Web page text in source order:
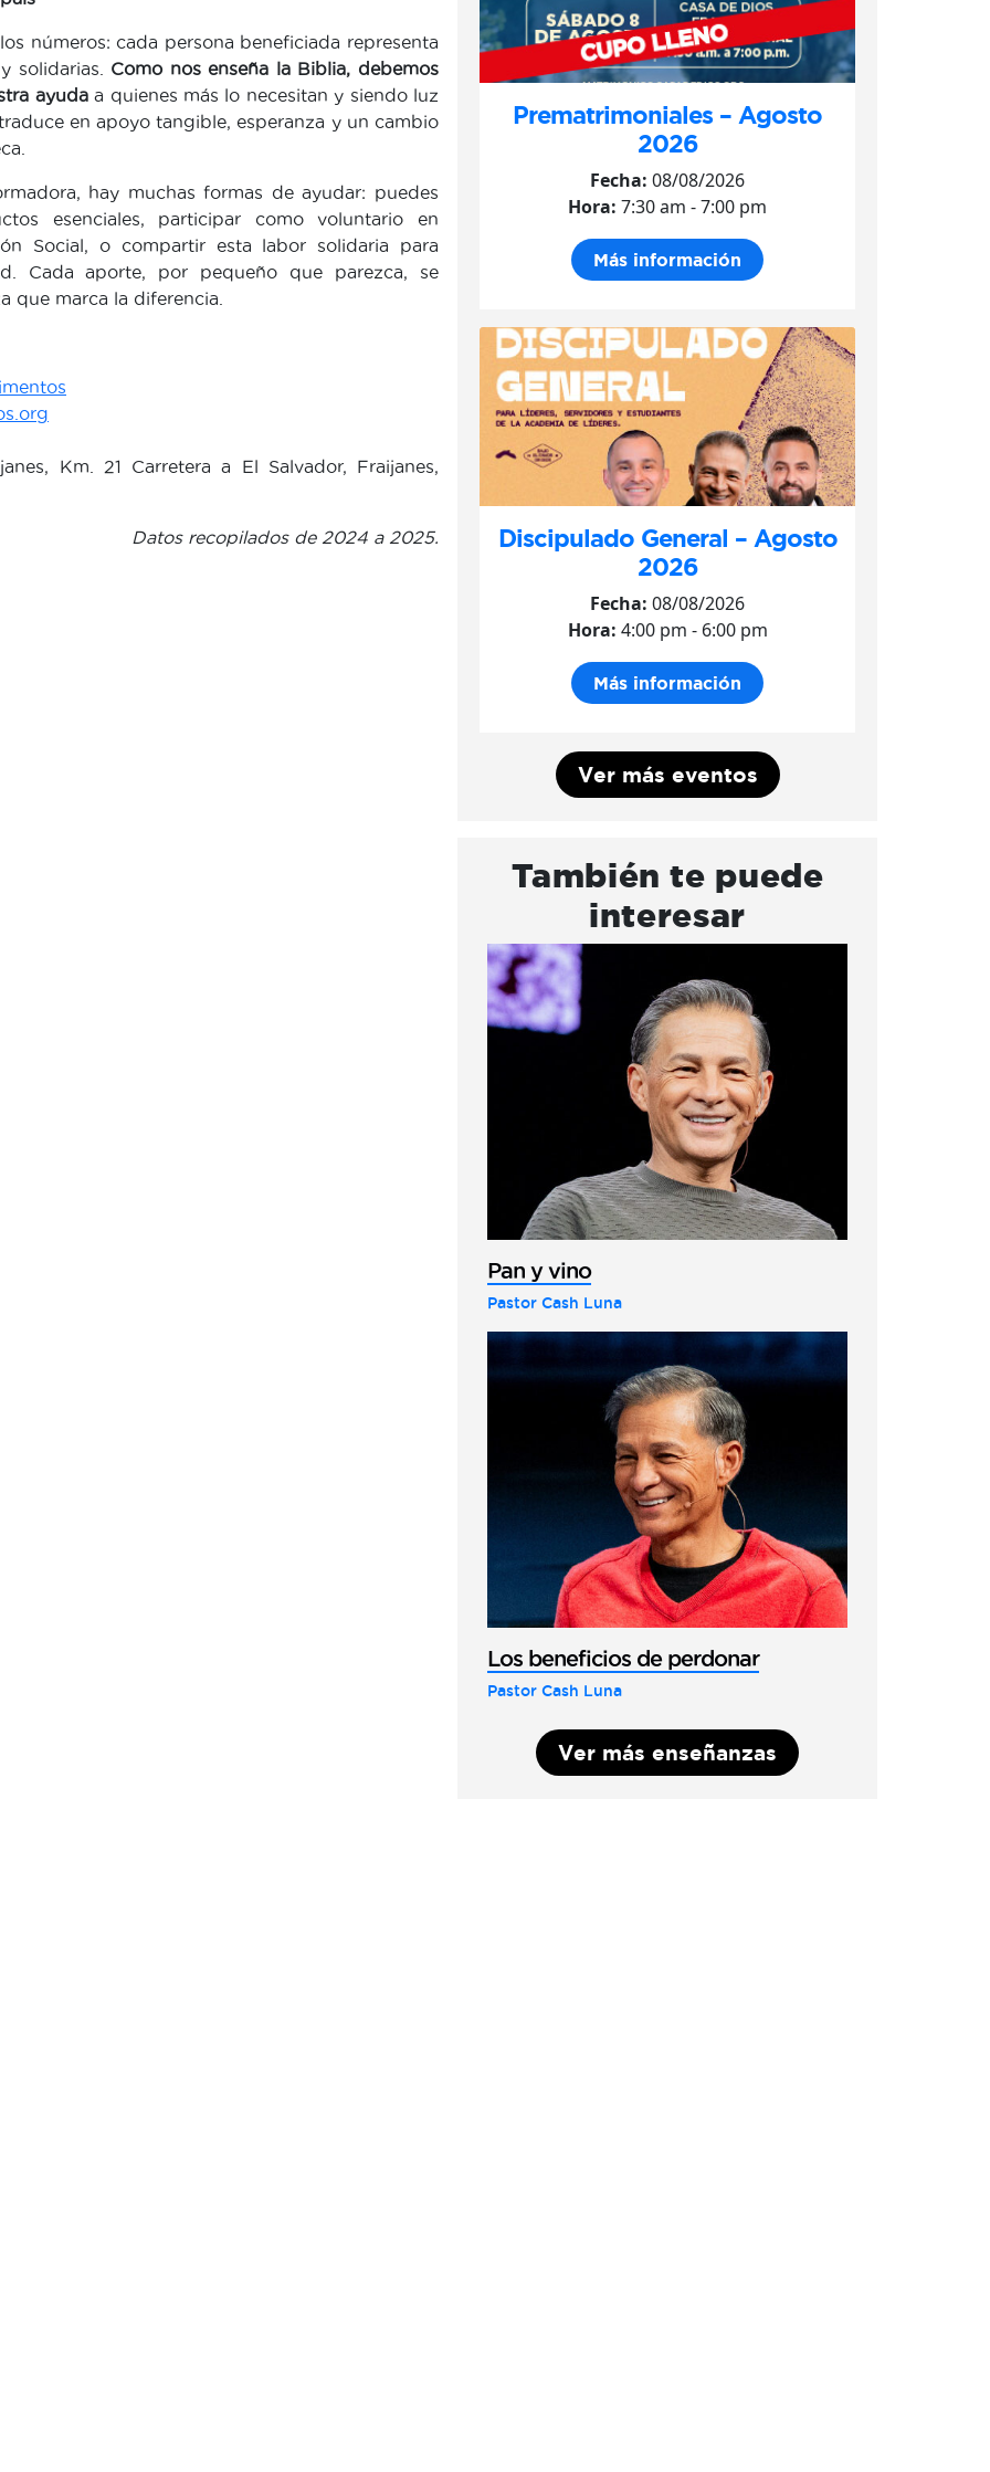
números: cada persona beneficiada representa
solidarias. Como nos enseña la Biblia, debemos
ayudaa quienes más lo necesitan y siendo luz
en apoyo tangible, esperanza y un cambio
hay muchas formas de ayudar: puedes
esenciales, participar como voluntario en
Social, o compartir esta labor solidaria para
Cada aporte, por pequeño que parezca, se
que marca la diferencia.
Km. 21 Carretera a El Salvador, Fraijanes,
Datos recopilados de 2024 a 2025.
Prematrimoniales – Agosto
2026
Fecha: 08/08/2026
Hora: 7:30 am - 7:00 pm
Más información
Discipulado General – Agosto
2026
Fecha: 08/08/2026
Hora: 4:00 pm - 6:00 pm
Más información
Ver más eventos
También te puede
interesar
Pan y vino
Pastor Cash Luna
Los beneficios de perdonar
Pastor Cash Luna
Ver más enseñanzas